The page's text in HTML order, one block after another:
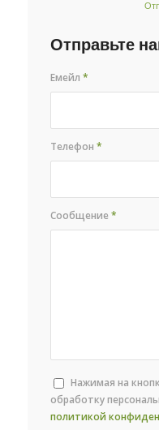
Отправьте
Емейл*
Телефон*
Сообщение*
Нажимая на
обработку
политикой